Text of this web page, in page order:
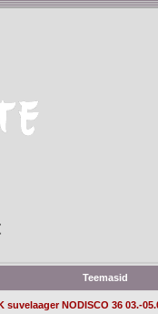
Teemasid
suvelaager NODISCO 36 03.-